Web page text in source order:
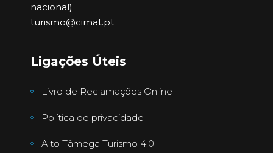
nacional)
turismo@cimat.pt
Ligações Úteis
Livro de Reclamações Online
Política de privacidade
Alto Tâmega Turismo 4.0